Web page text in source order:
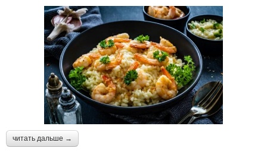
читать дальше →